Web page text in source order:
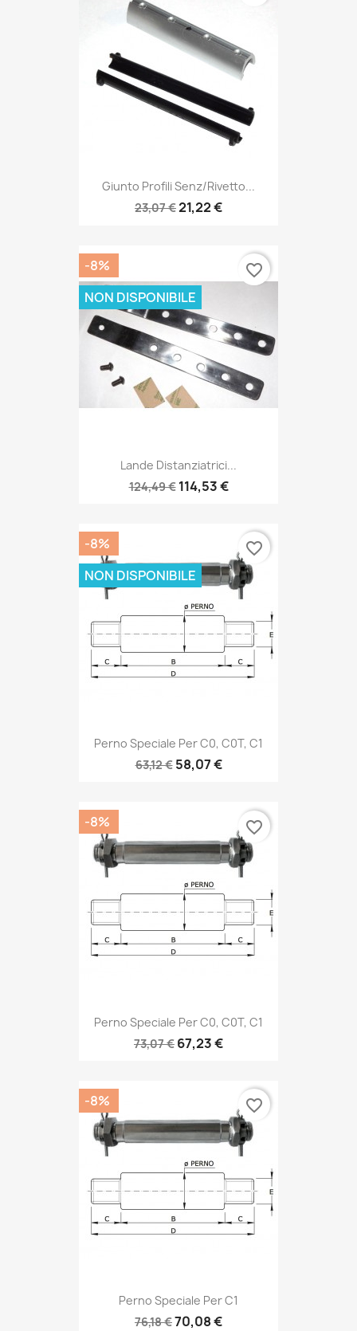
Giunto Profili Senz/rivetto...
23,07 €21,22 €
Lande Distanziatrici...
124,49 € 114,53 €
-8%
NON DISPONIBILE
favorite_border
Perno Speciale Per C0, C0T, C1
63,12 € 58,07 €
-8%
NON DISPONIBILE
favorite_border
Perno Speciale Per C0, C0T, C1
73,07 € 67,23 €
-8% favorite_border
Perno Speciale Per C1
76,18 €70,08 €
-8% favorite_border